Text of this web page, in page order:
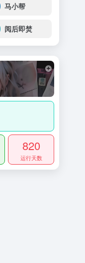
马小帮
阅后即焚
820
运行天数